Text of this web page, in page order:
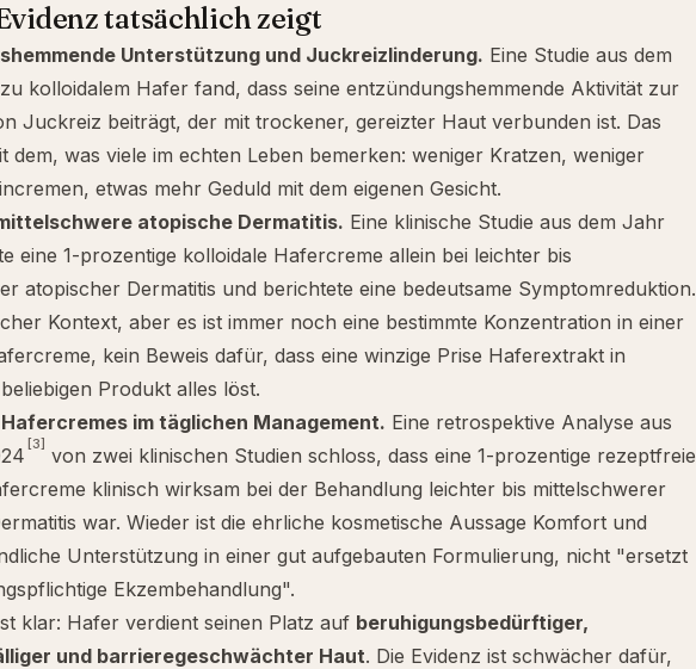
tatsächlich zeigt
Unterstützung und Juckreizlinderung. Eine Studie aus dem
zu kolloidalem Hafer fand, dass seine entzündungshemmende Aktivität zur
Juckreiz beiträgt, der mit trockener, gereizter Haut verbunden ist. Das
dem, was viele im echten Leben bemerken: weniger Kratzen, weniger
etwas mehr Geduld mit dem eigenen Gesicht.
atopische Dermatitis. Eine klinische Studie aus dem Jahr
eine 1-prozentige kolloidale Hafercreme allein bei leichter bis
atopischer Dermatitis und berichtete eine bedeutsame Symptomreduktion.
Kontext, aber es ist immer noch eine bestimmte Konzentration in einer
kein Beweis dafür, dass eine winzige Prise Haferextrakt in
Produkt alles löst.
im täglichen Management. Eine retrospektive Analyse aus
[3] von zwei klinischen Studien schloss, dass eine 1-prozentige rezeptfreie
klinisch wirksam bei der Behandlung leichter bis mittelschwerer
war. Wieder ist die ehrliche kosmetische Aussage Komfort und
Unterstützung in einer gut aufgebauten Formulierung, nicht "ersetzt
Ekzembehandlung".
klar: Hafer verdient seinen Platz auf beruhigungsbedürftiger,
und barrieregeschwächter Haut. Die Evidenz ist schwächer dafür,